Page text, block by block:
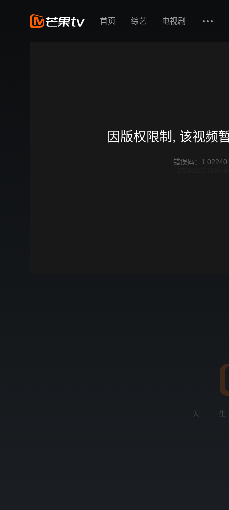
首页 综艺 电视剧
因版权限制, 该视频
错误码：